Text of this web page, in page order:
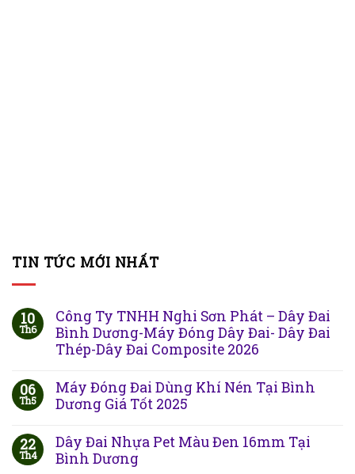
TIN TỨC MỚI NHẤT
10
Th6
Công Ty TNHH Nghi Sơn Phát – Dây Đai
Bình Dương-Máy Đóng Dây Đai- Dây Đai
Thép-Dây Đai Composite 2026
06
Th5
Máy Đóng Đai Dùng Khí Nén Tại Bình
Dương Giá Tốt 2025
22
Th4
Dây Đai Nhựa Pet Màu Đen 16mm Tại
Bình Dương